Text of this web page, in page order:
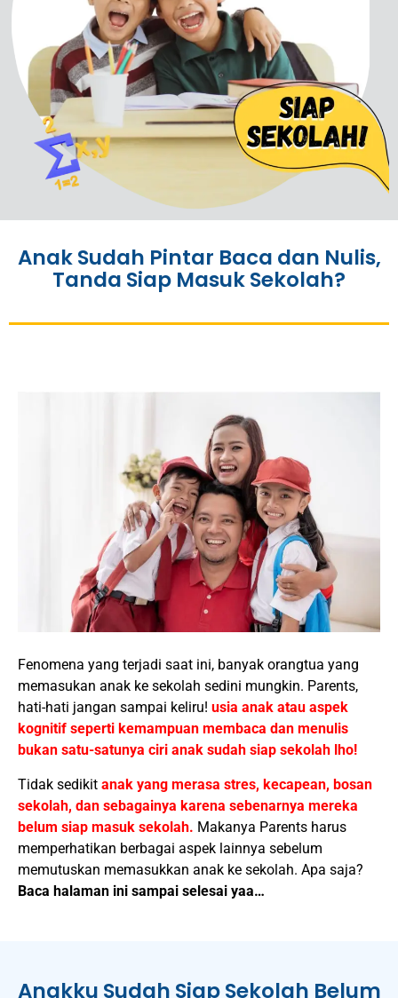
Anak Sudah Pintar Baca dan Nulis,
Tanda Siap Masuk Sekolah?
Fenomena yang terjadi saat ini, banyak orangtua yang
memasukan anak ke sekolah sedini mungkin. Parents,
hati-hati jangan sampai keliru! usia anak atau aspek
kognitif seperti kemampuan membaca dan menulis
bukan satu-satunya ciri anak sudah siap sekolah lho!
Tidak sedikit anak yang merasa stres, kecapean, bosan
sekolah, dan sebagainya karena sebenarnya mereka
belum siap masuk sekolah. Makanya Parents harus
memperhatikan berbagai aspek lainnya sebelum
memutuskan memasukkan anak ke sekolah. Apa saja?
Baca halaman ini sampai selesai yaa…
Anakku Sudah Siap Sekolah Belum